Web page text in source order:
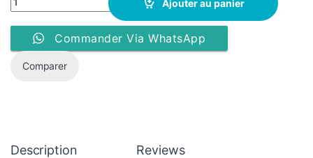
Ajouter au panier
Commander Via WhatsApp
Comparer
Description Reviews